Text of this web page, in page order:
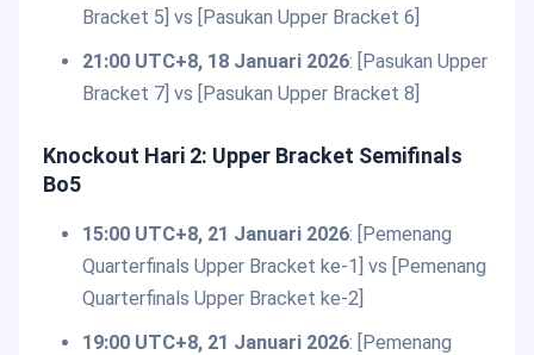
Bracket 5] vs [Pasukan Upper Bracket 6]
21:00 UTC+8, 18 Januari 2026: [Pasukan Upper
Bracket 7] vs [Pasukan Upper Bracket 8]
Knockout Hari 2: Upper Bracket Semifinals
Bo5
15:00 UTC+8, 21 Januari 2026: [Pemenang
Quarterfinals Upper Bracket ke-1] vs [Pemenang
Quarterfinals Upper Bracket ke-2]
19:00 UTC+8, 21 Januari 2026: [Pemenang